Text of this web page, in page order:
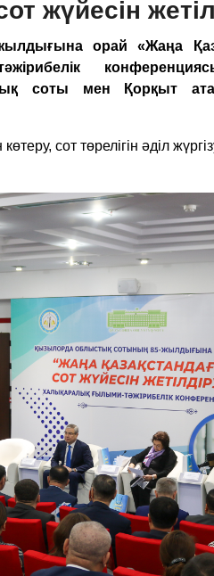
жүйесін
орай «Жаңа
соты мен Қорқыт
сот төрелігін әділ